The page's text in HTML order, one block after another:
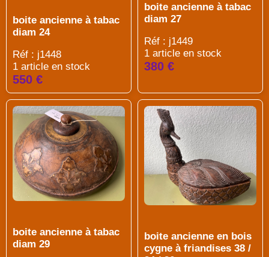
boite ancienne à tabac
diam 24
Réf : j1448
1 article en stock
550 €
boite ancienne à tabac
diam 27
Réf : j1449
1 article en stock
380 €
boite ancienne à tabac
diam 29
boite ancienne en bois
cygne à friandises 38 /